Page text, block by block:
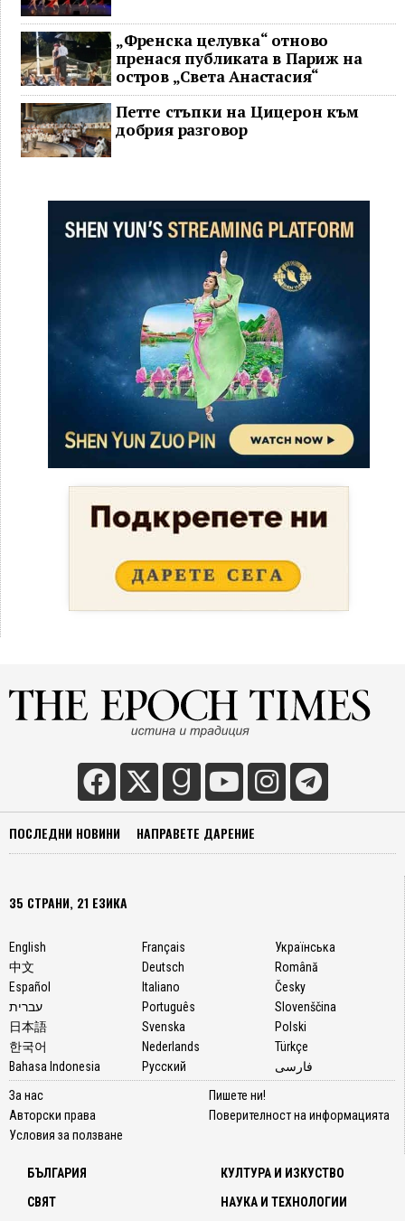
„Френска целувка“ отново
пренася публиката в Париж на
остров „Света Анастасия“
Петте стъпки на Цицерон към
добрия разговор
ПОСЛЕДНИ НОВИНИ НАПРАВЕТЕ ДАРЕНИЕ
35 СТРАНИ, 21 ЕЗИКА
English
中文
Español
עברית
日本語
한국어
Bahasa Indonesia
Français
Deutsch
Italiano
Português
Svenska
Nederlands
Русский
Українська
Română
Česky
Slovenščina
Polski
Türkçe
فارسی
За нас
Авторски права
Условия за ползване
Пишете ни!
Поверителност на информацията
БЪЛГАРИЯ
СВЯТ
КУЛТУРА И ИЗКУСТВО
НАУКА И ТЕХНОЛОГИИ